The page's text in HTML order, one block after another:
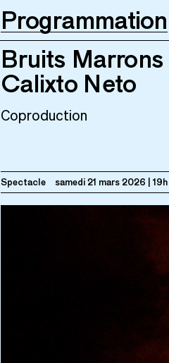
Programmation
Bruits Marrons Calixto Neto
Bruits Marrons
Calixto Neto
Coproduction
Spectacle samedi 21 mars 2026 19h